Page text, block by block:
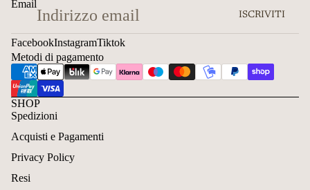
Email
ISCRIVITI
FacebookInstagramTiktok
Metodi di pagamento
SHOP
Spedizioni
Acquisti e Pagamenti
Privacy Policy
Resi